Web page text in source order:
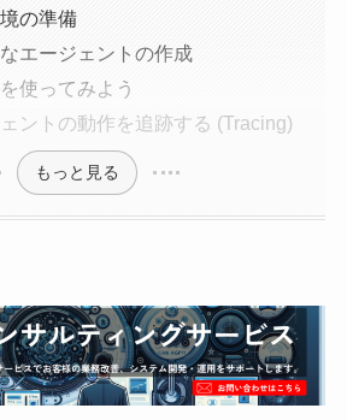
の準備
エージェントの作成
使ってみよう
ントの動作を追跡する (Tracing)
もっと見る